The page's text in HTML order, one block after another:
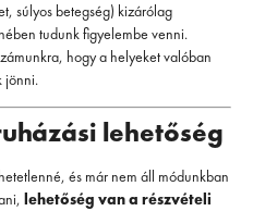
súlyos betegség) kizárólag
tudunk figyelembe venni.
hogy a helyeket valóban
jönni.
lehetőség
és már nem áll módunkban
lehetőség van a részvételi